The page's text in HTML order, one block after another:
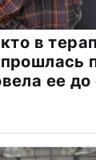
в
ее до